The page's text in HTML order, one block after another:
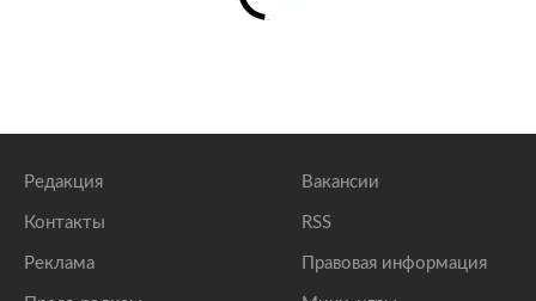
Редакция
Контакты
Реклама
Вакансии
RSS
Правовая информация